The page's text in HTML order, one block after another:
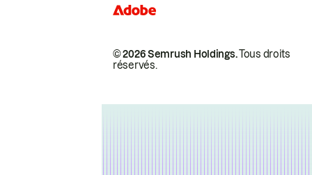
© 2026 Semrush Holdings.Tous droits
réservés.